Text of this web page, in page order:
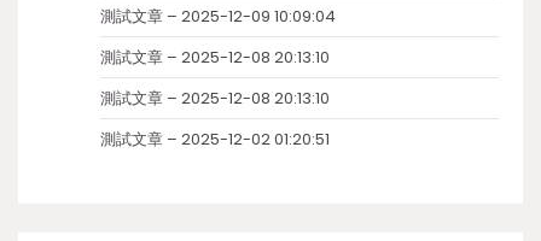
測試文章 – 2025-12-09 10:09:04
測試文章 – 2025-12-08 20:13:10
測試文章 – 2025-12-08 20:13:10
測試文章 – 2025-12-02 01:20:51